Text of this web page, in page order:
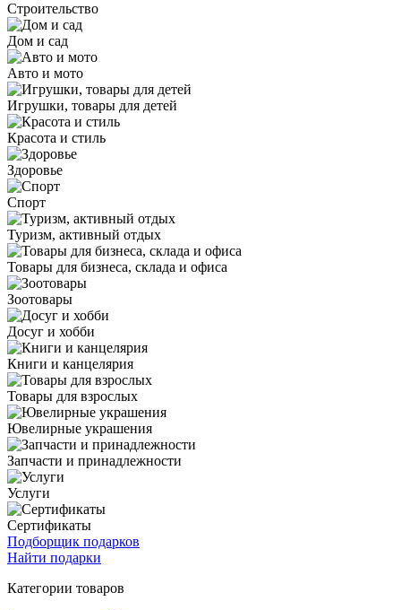
Строительство
Дом и сад
Авто и мото
Игрушки, товары для детей
Красота и стиль
Здоровье
Спорт
Туризм, активный отдых
Товары для бизнеса, склада и офиса
Зоотовары
Досуг и хобби
Книги и канцелярия
Товары для взрослых
Ювелирные украшения
Запчасти и принадлежности
Услуги
Сертификаты
Подборщик подарков
Найти подарки
Категории товаров